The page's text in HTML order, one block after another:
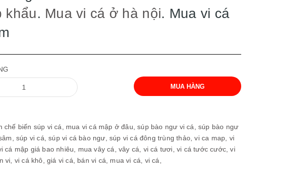
khẩu. Mua vi cá ở hà nội. Mua vi cá
MUA HÀNG
chế biến súp vi cá, mua vi cá mập ở đâu,súp bào ngư vi cá,súp bào ngư
súp vi cá,súp vi cá bào ngư,súp vi cá đông trùng thảo,vi ca map, vi
cá mập giá bao nhiêu, mua vây cá,vây cá, vi cá tươi,vi cá tước cước,vi
vi, vi cá khô,giá vi cá, bán vi cá, mua vi cá, vi cá,